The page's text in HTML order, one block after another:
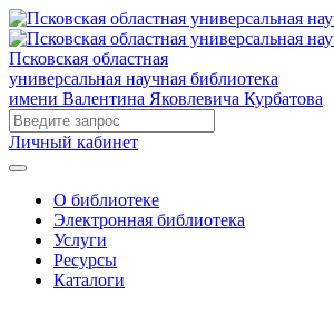
Псковская областная
универсальная научная библиотека
имени Валентина Яковлевича Курбатова
Личный кабинет
О библиотеке
Электронная библиотека
Услуги
Ресурсы
Каталоги